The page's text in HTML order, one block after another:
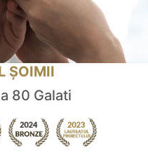
ȘOIMII
80 Galati